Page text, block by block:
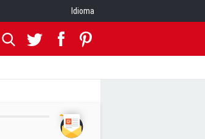
Idioma